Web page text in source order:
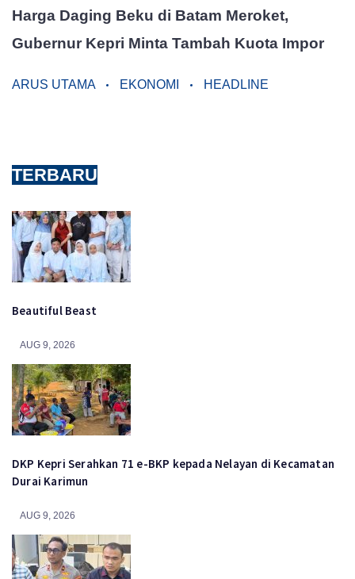
Harga Daging Beku di Batam Meroket,
Gubernur Kepri Minta Tambah Kuota Impor
ARUS UTAMA EKONOMI HEADLINE
TERBARU
Beautiful Beast
AUG 9, 2026
DKP Kepri Serahkan 71 e-BKP kepada Nelayan di Kecamatan
Durai Karimun
AUG 9, 2026